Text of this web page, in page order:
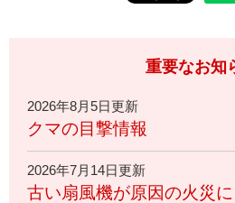
重要なお知
2026年8月5日更新
クマの目撃情報
2026年7月14日更新
古い扇風機が原因の火災